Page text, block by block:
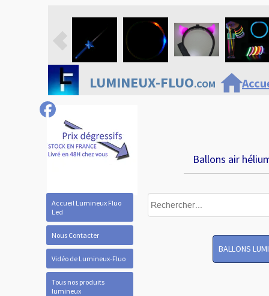
Accueil Lumineux Fluo
Led
Nous Contacter
Vidéo de Lumineux-Fluo
Tous nos produits
lumineux
LUMINEUX-FLUO.COMhome
Ballons air
BALLONS